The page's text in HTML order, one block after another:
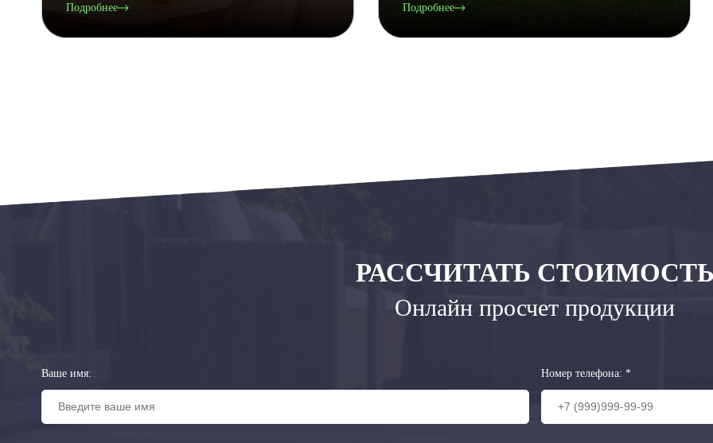
Подробнее Подробнее
РАССЧИТАТЬ
Онлайн просчет продукции
Ваше имя: Номер телефона: *